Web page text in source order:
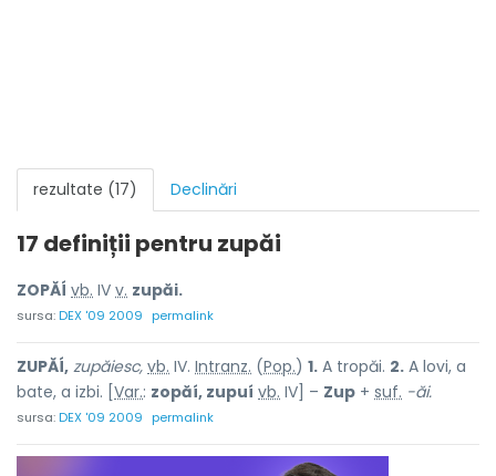
rezultate (17) Declinări
17 definiții pentru zupăi
ZOPĂÍ vb. IV v. zupăi.
sursa:DEX '09 2009 permalink
ZUPĂÍ, zupăiesc, vb. IV. Intranz. (Pop.) 1. A tropăi. 2. A lovi, a
bate, a izbi. [ Var.: zopăí, zupuí vb. IV] – Zup + suf. -ăi.
sursa:DEX '09 2009 permalink